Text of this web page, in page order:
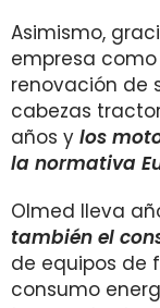
Asimismo,
empresa
renovación de
cabezas
años y los
la normativa
Olmed lleva
también el
de equipos de
consumo